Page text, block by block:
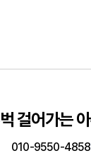
걸어가는
010-9550-4858